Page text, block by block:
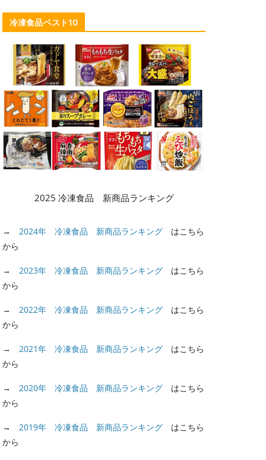
冷凍食品ベスト10
2025 冷凍食品 新商品ランキング
→ 2024年 冷凍食品 新商品ランキング はこちら
から
→ 2023年 冷凍食品 新商品ランキング はこちら
から
→ 2022年 冷凍食品 新商品ランキング はこちら
から
→ 2021年 冷凍食品 新商品ランキング はこちら
から
→ 2020年 冷凍食品 新商品ランキング はこちら
から
→ 2019年 冷凍食品 新商品ランキング はこちら
から